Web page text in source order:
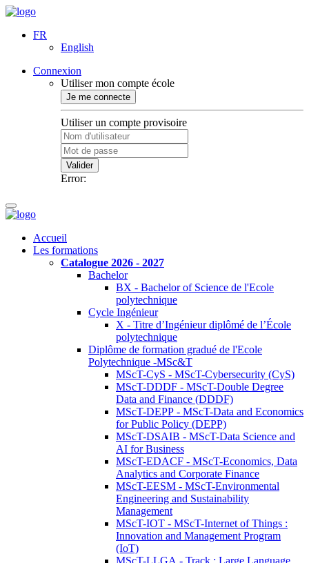
FR
English
Connexion
Utiliser mon compte école
Je me connecte
Utiliser un compte provisoire
Valider
Error:
Accueil
Les formations
Catalogue 2026 - 2027
Bachelor
BX - Bachelor of Science de l'Ecole
polytechnique
Cycle Ingénieur
X - Titre d’Ingénieur diplômé de l’École
polytechnique
Diplôme de formation gradué de l'Ecole
Polytechnique -MSc&T
MScT-CyS - MScT-Cybersecurity (CyS)
MScT-DDDF - MScT-Double Degree
Data and Finance (DDDF)
MScT-DEPP - MScT-Data and Economics
for Public Policy (DEPP)
MScT-DSAIB - MScT-Data Science and
AI for Business
MScT-EDACF - MScT-Economics, Data
Analytics and Corporate Finance
MScT-EESM - MScT-Environmental
Engineering and Sustainability
Management
MScT-IOT - MScT-Internet of Things :
Innovation and Management Program
(IoT)
MScT-LLGA - Track : Large Language